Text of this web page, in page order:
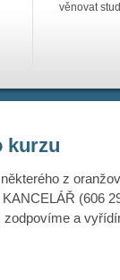
věnovat
kurzu
z
(606
a